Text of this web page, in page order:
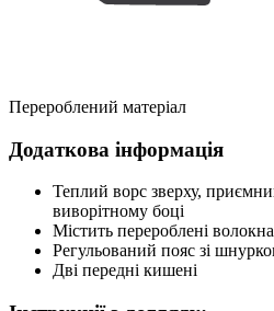
Перероблений матеріал
Додаткова інформація
Теплий ворс зверху,
виворітному боці
Містить перероблені волокна
Регульований пояс зі
Дві передні кишені